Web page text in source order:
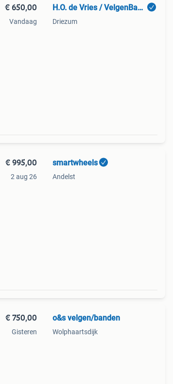
€ 650,00
Vandaag
H.O. de Vries / VelgenBand
Driezum
€ 995,00
2 aug 26
smartwheels
Andelst
€ 750,00
Gisteren
o&s velgen/banden
Wolphaartsdijk